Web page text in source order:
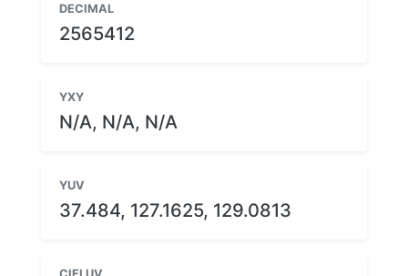
DECIMAL
2565412
YXY
N/A, N/A, N/A
YUV
37.484, 127.1625, 129.0813
CIELUV